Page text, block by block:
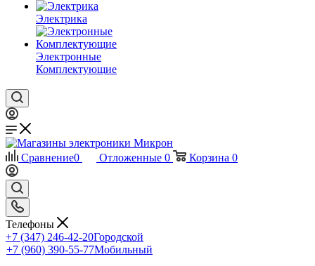
Электрика
Электронные
Комплектующие
Сравнение0 Отложенные 0 Корзина 0
Телефоны
+7 (347) 246-42-20Городской
+7 (960) 390-55-77Мобильный